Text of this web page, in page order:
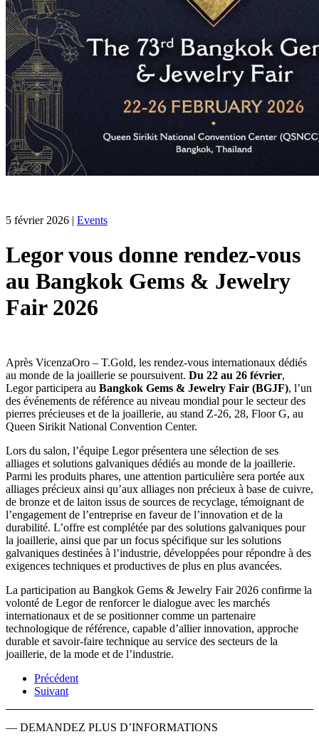
5 février 2026 | Events
Legor vous donne rendez-vous
au Bangkok Gems & Jewelry
Fair 2026
Après VicenzaOro – T.Gold, les rendez-vous internationaux dédiés
au monde de la joaillerie se poursuivent. Du 22 au 26 février,
Legor participera au Bangkok Gems & Jewelry Fair (BGJF), l’un
des événements de référence au niveau mondial pour le secteur des
pierres précieuses et de la joaillerie, au stand Z-26, 28, Floor G, au
Queen Sirikit National Convention Center.
Lors du salon, l’équipe Legor présentera une sélection de ses
alliages et solutions galvaniques dédiés au monde de la joaillerie.
Parmi les produits phares, une attention particulière sera portée aux
alliages précieux ainsi qu’aux alliages non précieux à base de cuivre,
de bronze et de laiton issus de sources de recyclage, témoignant de
l’engagement de l’entreprise en faveur de l’innovation et de la
durabilité. L’offre est complétée par des solutions galvaniques pour
la joaillerie, ainsi que par un focus spécifique sur les solutions
galvaniques destinées à l’industrie, développées pour répondre à des
exigences techniques et productives de plus en plus avancées.
La participation au Bangkok Gems & Jewelry Fair 2026 confirme la
volonté de Legor de renforcer le dialogue avec les marchés
internationaux et de se positionner comme un partenaire
technologique de référence, capable d’allier innovation, approche
durable et savoir-faire technique au service des secteurs de la
joaillerie, de la mode et de l’industrie.
Précédent
Suivant
— DEMANDEZ PLUS D’INFORMATIONS